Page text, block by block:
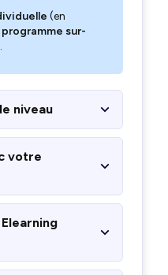
(en
programme sur-
niveau
votre